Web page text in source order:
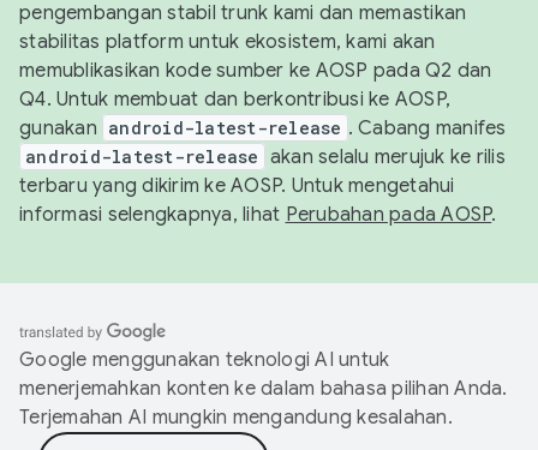
pengembangan stabil trunk kami dan memastikan
stabilitas platform untuk ekosistem, kami akan
memublikasikan kode sumber ke AOSP pada Q2 dan
Q4. Untuk membuat dan berkontribusi ke AOSP,
gunakan android-latest-release . Cabang manifes
android-latest-release akan selalu merujuk ke rilis
terbaru yang dikirim ke AOSP. Untuk mengetahui
informasi selengkapnya, lihat Perubahan pada AOSP.
Google menggunakan teknologi AI untuk
menerjemahkan konten ke dalam bahasa pilihan Anda.
Terjemahan AI mungkin mengandung kesalahan.